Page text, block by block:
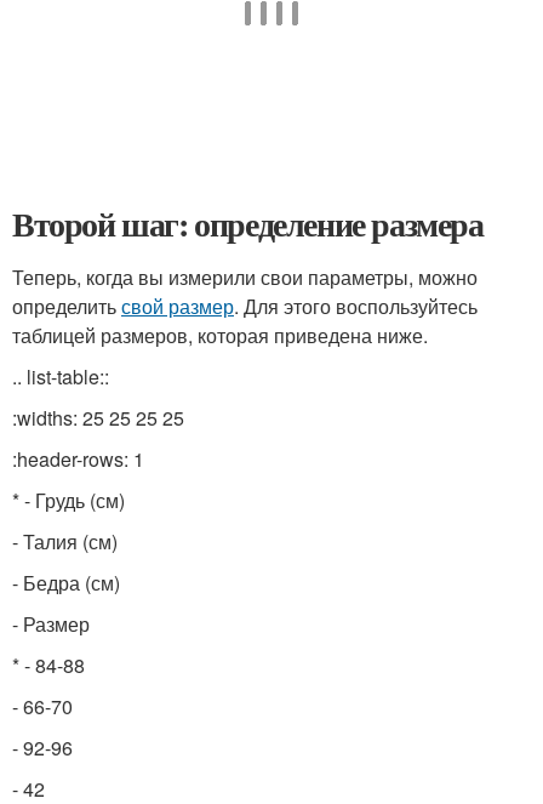
Второй шаг: определение размера
Теперь, когда вы измерили свои параметры, можно
определитьсвой размер. Для этого воспользуйтесь
таблицей размеров, которая приведена ниже.
.. list-table::
:widths: 25 25 25 25
:header-rows: 1
* - Грудь (см)
- Талия (см)
- Бедра (см)
- Размер
* - 84-88
- 66-70
- 92-96
- 42